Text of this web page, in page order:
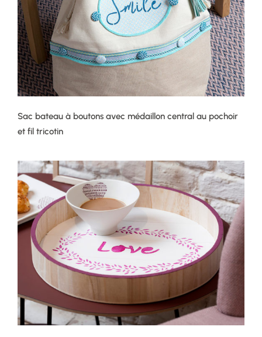
Sac bateau à boutons avec médaillon central au pochoir
et fil tricotin